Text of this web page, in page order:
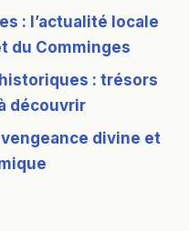
: l’actualité locale
du Comminges
: trésors
découvrir
divine et